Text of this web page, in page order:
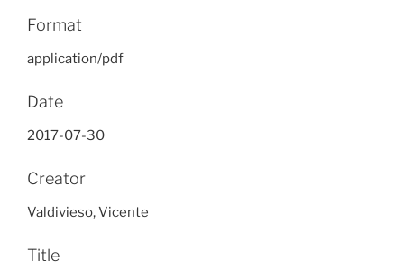
Format
application/pdf
Date
2017-07-30
Creator
Valdivieso, Vicente
Title